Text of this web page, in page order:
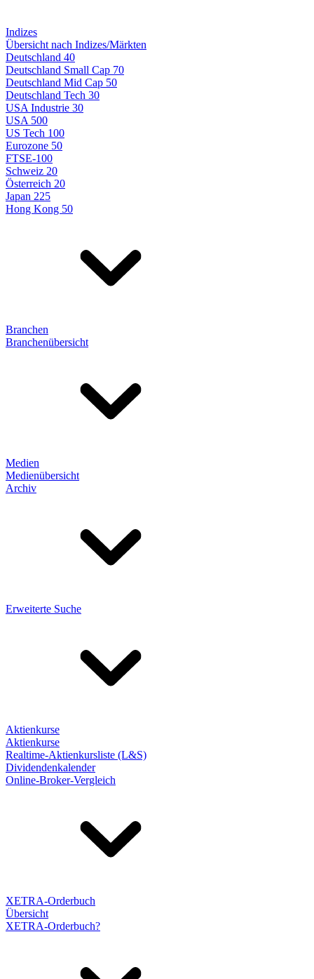
Indizes
Übersicht nach Indizes/Märkten
Deutschland 40
Deutschland Small Cap 70
Deutschland Mid Cap 50
Deutschland Tech 30
USA Industrie 30
USA 500
US Tech 100
Eurozone 50
FTSE-100
Schweiz 20
Österreich 20
Japan 225
Hong Kong 50
Branchen
Branchenübersicht
Medien
Medienübersicht
Archiv
Erweiterte Suche
Aktienkurse
Aktienkurse
Realtime-Aktienkursliste (L&S)
Dividendenkalender
Online-Broker-Vergleich
XETRA-Orderbuch
Übersicht
XETRA-Orderbuch?